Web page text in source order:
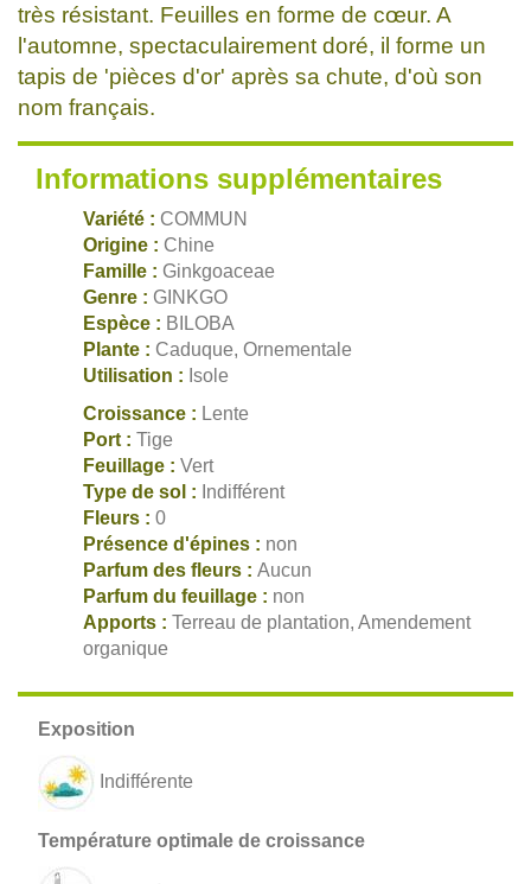
très résistant. Feuilles en forme de cœur. A
l'automne, spectaculairement doré, il forme un
tapis de 'pièces d'or' après sa chute, d'où son
nom français.
Informations supplémentaires
Variété : COMMUN
Origine : Chine
Famille : Ginkgoaceae
Genre : GINKGO
Espèce : BILOBA
Plante : Caduque, Ornementale
Utilisation : Isole
Croissance : Lente
Port : Tige
Feuillage : Vert
Type de sol : Indifférent
Fleurs : 0
Présence d'épines : non
Parfum des fleurs : Aucun
Parfum du feuillage : non
Apports : Terreau de plantation, Amendement
organique
Indifférente